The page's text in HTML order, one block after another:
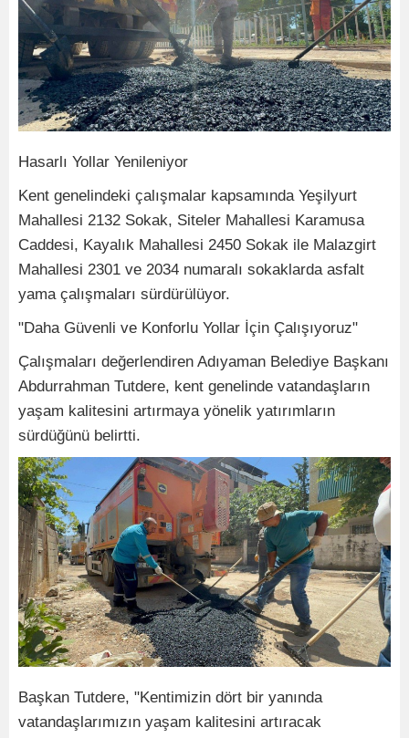
Hasarlı Yollar Yenileniyor
Kent genelindeki çalışmalar kapsamında Yeşilyurt
Mahallesi 2132 Sokak, Siteler Mahallesi Karamusa
Caddesi, Kayalık Mahallesi 2450 Sokak ile Malazgirt
Mahallesi 2301 ve 2034 numaralı sokaklarda asfalt
yama çalışmaları sürdürülüyor.
"Daha Güvenli ve Konforlu Yollar İçin Çalışıyoruz"
Çalışmaları değerlendiren Adıyaman Belediye Başkanı
Abdurrahman Tutdere, kent genelinde vatandaşların
yaşam kalitesini artırmaya yönelik yatırımların
sürdüğünü belirtti.
Başkan Tutdere, "Kentimizin dört bir yanında
vatandaşlarımızın yaşam kalitesini artıracak